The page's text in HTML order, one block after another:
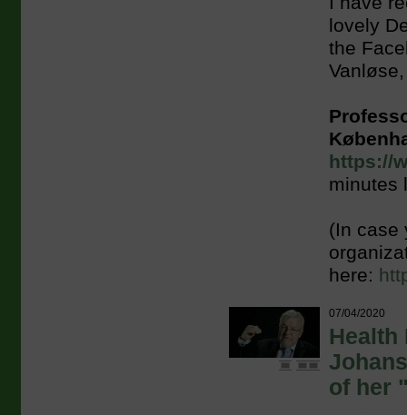
lovely
the
https://
minutes
(In case
here:
07/04/2020
Health
of her